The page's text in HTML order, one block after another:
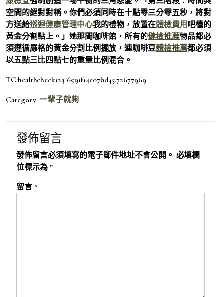
空間的絕對對稱。你們必須同時在十點零三分零五秒，將對
方送給巡迴健康管理中心我的禮物，放置在體檢費用 吧檯的
黃金分割點上。」她那間咖啡館，所有的健檢推薦物品都必
須遵循嚴格的黃金分割比例擺放，連咖啡豆體檢推薦都必須
以五點三比四點七的重量比例混合。
TC:healthcheck123 6991f14c07bd45.72677969
Category: 一輩子就夠
發佈留言
發佈留言必須填寫的電子郵件地址不會公開。 必填欄
位標示為 *
留言 *